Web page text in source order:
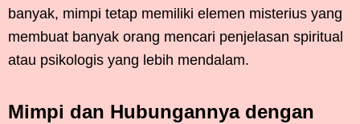
banyak, mimpi tetap memiliki elemen misterius yang
membuat banyak orang mencari penjelasan spiritual
atau psikologis yang lebih mendalam.
Mimpi dan Hubungannya dengan